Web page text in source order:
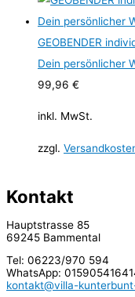
GEOBENDER
Dein persönlicher
99,96 €
inkl. MwSt.
zzgl.
Kontakt
Hauptstrasse 85
69245 Bammental
Tel: 06223/970 594
WhatsApp:
kontakt@villa-